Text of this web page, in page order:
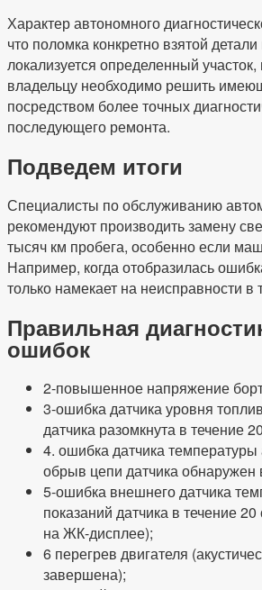
Характер автономного
что поломка конкретно взятой
локализуется определенный участок,
владельцу необходимо решить
посредством более точных
последующего ремонта.
Подведем итоги
Специалисты по обслуживанию
рекомендуют производить замену
тысяч км пробега, особенно если
Например, когда отобразилась
только намекает на неисправности в
Правильная
ошибок
2-повышенное напряжение
3-ошибка датчика уровня
датчика разомкнута в течение
4. ошибка датчика
обрыв цепи датчика обнаружен
5-ошибка внешнего датчика
показаний датчика в течение
на ЖК-дисплее);
6 перегрев двигателя
завершена);